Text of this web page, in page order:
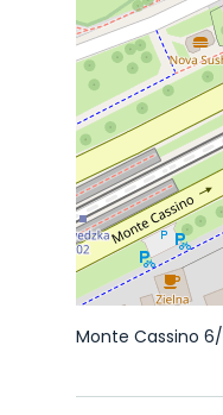
Monte Cassino